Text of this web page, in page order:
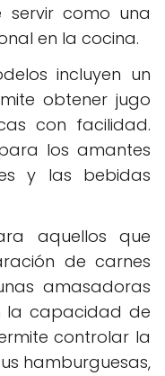
como una
en la cocina.
incluyen un
obtener jugo
con facilidad.
los amantes
y las bebidas
aquellos que
de carnes
amasadoras
la capacidad de
controlar la
hamburguesas,